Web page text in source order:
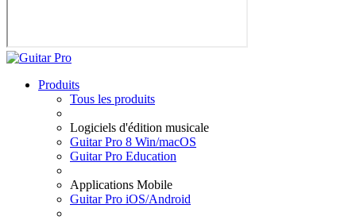
Produits
Tous les produits
Logiciels d'édition musicale
Guitar Pro 8 Win/macOS
Guitar Pro Education
Applications Mobile
Guitar Pro iOS/Android